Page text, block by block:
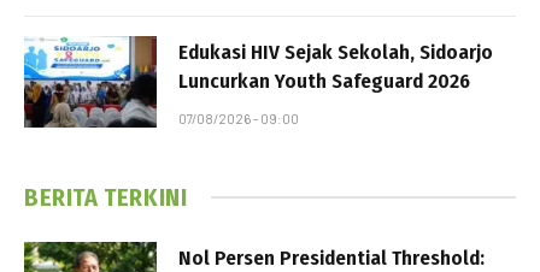
Edukasi HIV Sejak Sekolah, Sidoarjo
Luncurkan Youth Safeguard 2026
07/08/2026 - 09:00
BERITA TERKINI
Nol Persen Presidential Threshold: